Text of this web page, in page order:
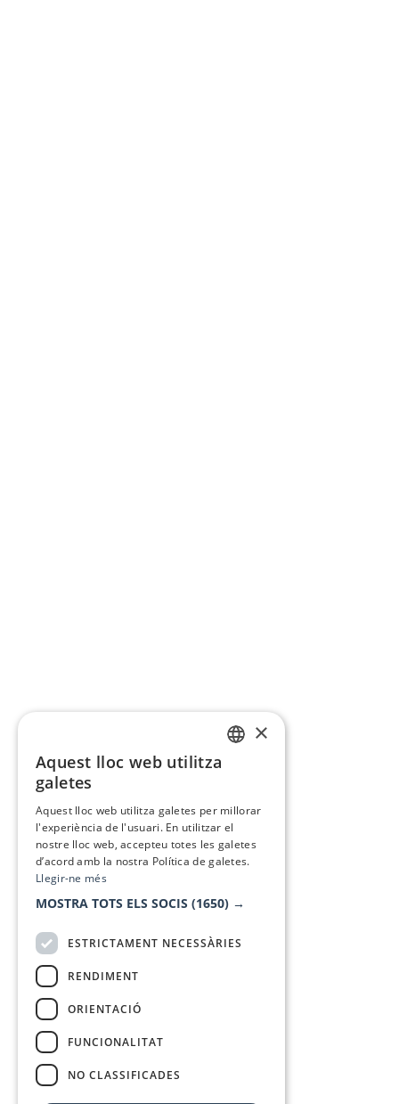
×
Aquest lloc web utilitza
galetes
Aquest lloc web utilitza galetes per millorar
l'experiència de l'usuari. En utilitzar el
nostre lloc web, accepteu totes les galetes
d’acord amb la nostra Política de galetes.
Llegir-ne més
MOSTRA TOTS ELS SOCIS (1650) →
ESTRICTAMENT NECESSÀRIES
RENDIMENT
ORIENTACIÓ
FUNCIONALITAT
NO CLASSIFICADES